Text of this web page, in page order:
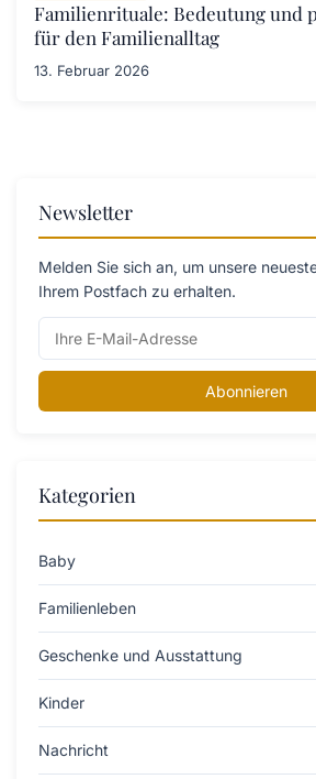
Familienrituale: Bedeutung und
für den Familienalltag
13. Februar 2026
Newsletter
Melden Sie sich an, um unsere
Ihrem Postfach zu erhalten.
Abonnieren
Kategorien
Baby
Familienleben
Geschenke und Ausstattung
Kinder
Nachricht